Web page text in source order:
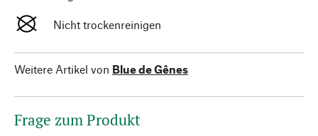
Nicht trockenreinigen
Weitere Artikel von Blue de Gênes
Frage zum Produkt